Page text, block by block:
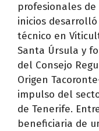
profesionales
inicios
técnico en
Santa Úrsula y
del Consejo
Origen
impulso del
de Tenerife.
beneficiaria de